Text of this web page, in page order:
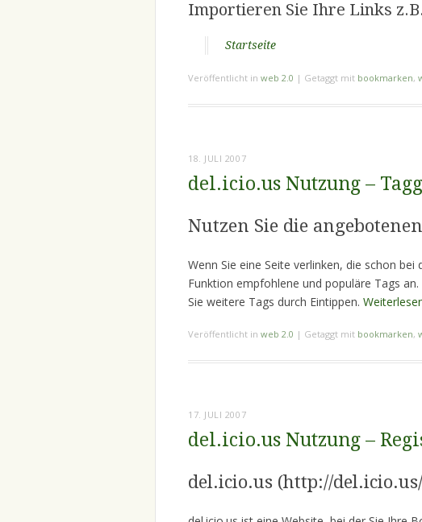
Importieren Sie Ihre Links
Startseite
Veröffentlicht in web 2.0 | Getaggt mit bookmarken,
18. JULI 2007
del.icio.us Nutzung –
Nutzen Sie die
Wenn Sie eine Seite verlinken, die schon
Funktion empfohlene und populäre Tags
Sie weitere Tags durch Eintippen.
Veröffentlicht in web 2.0 | Getaggt mit bookmarken,
17. JULI 2007
del.icio.us Nutzung –
del.icio.us (http://